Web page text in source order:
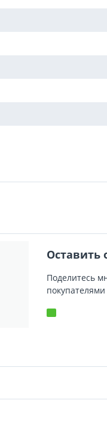
Оставить
Поделитесь
покупателями